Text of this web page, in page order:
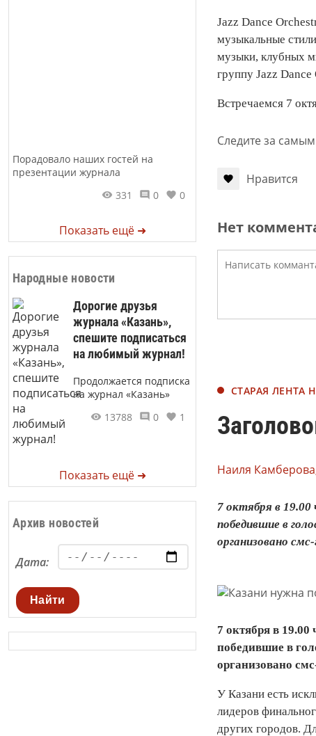
Порадовало наших гостей на
презентации журнала
331
0 0
Показать ещё ➜
Народные новости
Дорогие друзья
журнала «Казань»,
спешите подписаться
на любимый журнал!
Продолжается подписка
на журнал «Казань»
13788
0 1
Показать ещё ➜
Архив новостей
Дата:
Найти
Jazz Dance
музыкальные
музыки, клубных
группу Jazz Dance
Встречаемся 7
Следите за
Нравится
Нет
СТАРАЯ ЛЕНТА
Наиля
7 октября в 19.00
победившие в
организовано
7 октября в 19.00
победившие в
организовано
У Казани есть
лидеров
других городов.